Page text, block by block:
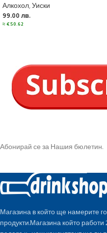
Алкохол,Уиски
99.00 лв.
≈€50.62
Абонирай се за Нашия бюлетин.
Магазина в който ще намерите
продукти.Магазина който